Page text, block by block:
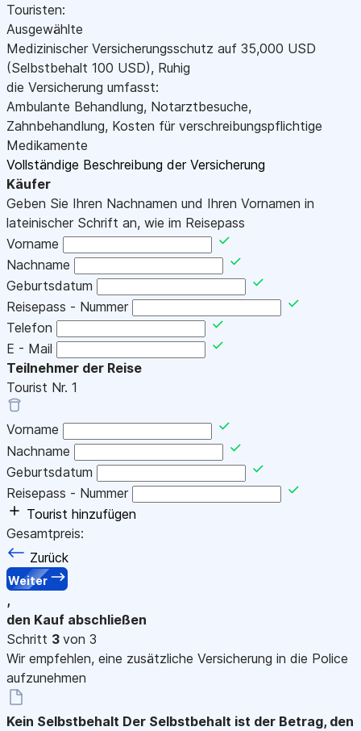
Touristen:
Ausgewählte
Medizinischer Versicherungsschutz auf 35,000 USD
(Selbstbehalt 100 USD), Ruhig
die Versicherung umfasst:
Ambulante Behandlung, Notarztbesuche,
Zahnbehandlung, Kosten für verschreibungspflichtige
Medikamente
Vollständige Beschreibung der Versicherung
Käufer
Geben Sie Ihren Nachnamen und Ihren Vornamen in
lateinischer Schrift an, wie im Reisepass
Vorname
Nachname
Geburtsdatum
Reisepass - Nummer
Telefon
E - Mail
Teilnehmer der Reise
Tourist Nr. 1
Vorname
Nachname
Geburtsdatum
Reisepass - Nummer
Tourist hinzufügen
Gesamtpreis:
Zurück
Weiter
,
den Kauf abschließen
Schritt 3 von 3
Wir empfehlen, eine zusätzliche Versicherung in die Police
aufzunehmen
Kein Selbstbehalt Der Selbstbehalt ist der Betrag, den